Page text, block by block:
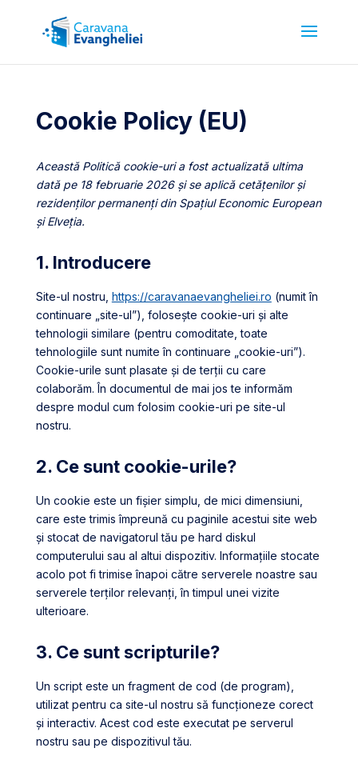
Cookie Policy (EU)
Această Politică cookie-uri a fost actualizată ultima
dată pe 18 februarie 2026 și se aplică cetățenilor și
rezidenților permanenți din Spațiul Economic European
și Elveția.
1. Introducere
Site-ul nostru, https://caravanaevangheliei.ro (numit în
continuare „site-ul”), folosește cookie-uri și alte
tehnologii similare (pentru comoditate, toate
tehnologiile sunt numite în continuare „cookie-uri”).
Cookie-urile sunt plasate și de terții cu care
colaborăm. În documentul de mai jos te informăm
despre modul cum folosim cookie-uri pe site-ul
nostru.
2. Ce sunt cookie-urile?
Un cookie este un fișier simplu, de mici dimensiuni,
care este trimis împreună cu paginile acestui site web
și stocat de navigatorul tău pe hard diskul
computerului sau al altui dispozitiv. Informațiile stocate
acolo pot fi trimise înapoi către serverele noastre sau
serverele terților relevanți, în timpul unei vizite
ulterioare.
3. Ce sunt scripturile?
Un script este un fragment de cod (de program),
utilizat pentru ca site-ul nostru să funcționeze corect
și interactiv. Acest cod este executat pe serverul
nostru sau pe dispozitivul tău.